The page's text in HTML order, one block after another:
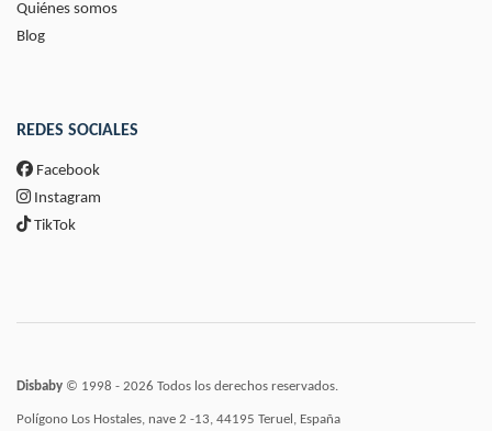
Quiénes somos
Blog
REDES SOCIALES
Facebook
Instagram
TikTok
Disbaby © 1998 - 2026 Todos los derechos reservados.
Polígono Los Hostales, nave 2 -13, 44195 Teruel, España